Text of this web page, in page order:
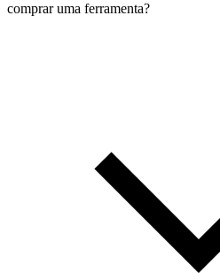
comprar uma ferramenta?